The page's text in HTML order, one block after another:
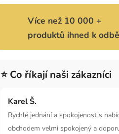
Více než 10 000 +
produktů ihned k
⭐ Co říkají naši zákazníci
Karel Š.
Rychlé jednání a spokojenost s
obchodem velmi spokojený a